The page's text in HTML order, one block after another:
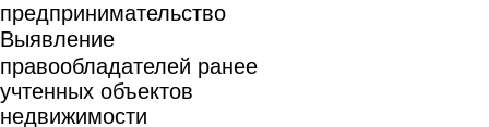
предпринимательство
Выявление
правообладателей ранее
учтенных объектов
недвижимости